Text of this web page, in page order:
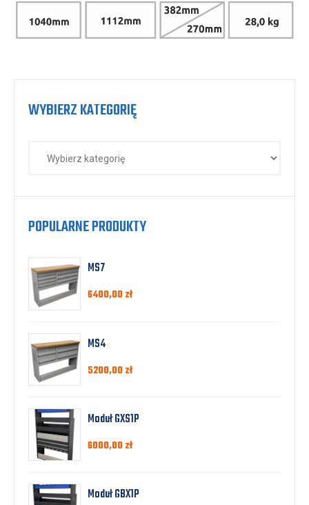
WYBIERZ KATEGORIĘ
POPULARNE PRODUKTY
MS7
6400,00 zł
MS4
5200,00 zł
Moduł GXS1P
6000,00 zł
Moduł GBX1P